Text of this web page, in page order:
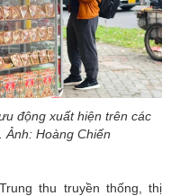
động xuất hiện trên các
Ảnh: Hoàng Chiến
thu truyền thống, thị